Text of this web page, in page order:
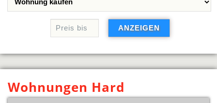
Wohnungen Hard